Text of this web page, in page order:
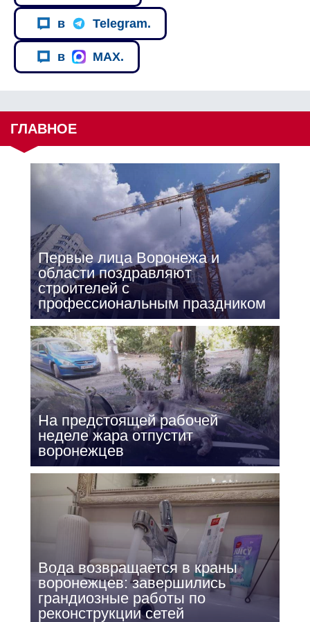
в Telegram.
в MAX.
ГЛАВНОЕ
Первые лица Воронежа и
области поздравляют
строителей с
профессиональным праздником
На предстоящей рабочей
неделе жара отпустит
воронежцев
Вода возвращается в краны
воронежцев: завершились
грандиозные работы по
реконструкции сетей